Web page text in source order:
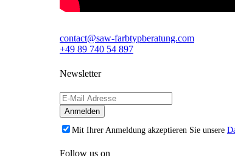
contact@saw-farbtypberatung.com
+49 89 740 54 897
Newsletter
Mit Ihrer Anmeldung akzeptieren Sie unsere
Follow us on